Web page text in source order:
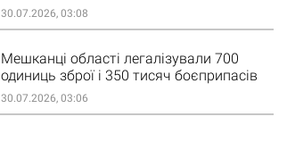
30.07.2026, 03:08
Мешканці області легалізували 700
одиниць зброї і 350 тисяч боєприпасів
30.07.2026, 03:06